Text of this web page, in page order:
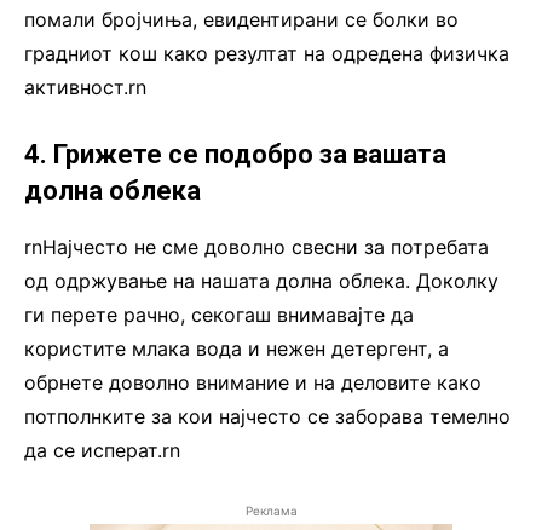
помали бројчиња, евидентирани се болки во
градниот кош како резултат на одредена физичка
активност.rn
4. Грижете се подобро за вашата
долна облека
rnНајчесто не сме доволно свесни за потребата
од одржување на нашата долна облека. Доколку
ги перете рачно, секогаш внимавајте да
користите млака вода и нежен детергент, а
обрнете доволно внимание и на деловите како
потполнките за кои најчесто се заборава темелно
да се исперат.rn
Реклама